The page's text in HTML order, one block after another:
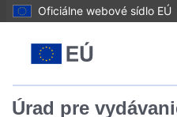
Oficiálne webové sídlo EÚ
Úrad pre